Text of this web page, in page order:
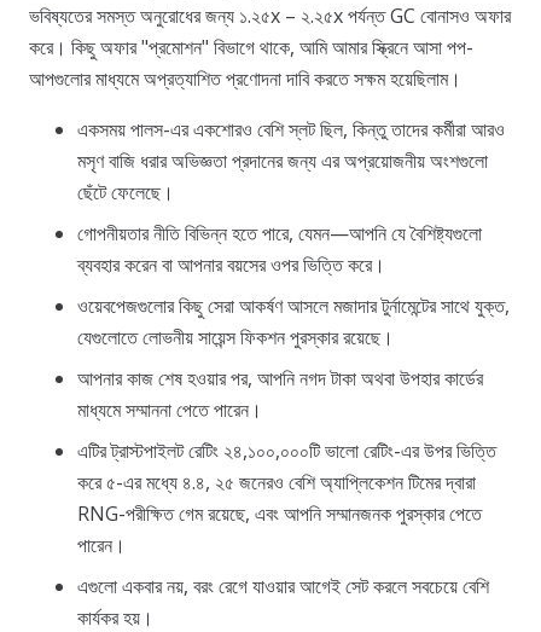
ভবিষ্যতের সমস্ত অনুরোধের জন্য ১.২৫x – ২.২৫x পর্যন্ত GC বোনাসও অফার
করে। কিছু অফার "প্রমোশন" বিভাগে থাকে, আমি আমার স্ক্রিনে আসা পপ-
আপগুলোর মাধ্যমে অপ্রত্যাশিত প্রণোদনা দাবি করতে সক্ষম হয়েছিলাম।
একসময় পালস-এর একশোরও বেশি স্লট ছিল, কিন্তু তাদের কর্মীরা আরও
মসৃণ বাজি ধরার অভিজ্ঞতা প্রদানের জন্য এর অপ্রয়োজনীয় অংশগুলো
ছেঁটে ফেলেছে।
গোপনীয়তার নীতি বিভিন্ন হতে পারে, যেমন—আপনি যে বৈশিষ্ট্যগুলো
ব্যবহার করেন বা আপনার বয়সের ওপর ভিত্তি করে।
ওয়েবপেজগুলোর কিছু সেরা আকর্ষণ আসলে মজাদার টুর্নামেন্টের সাথে যুক্ত,
যেগুলোতে লোভনীয় সায়েন্স ফিকশন পুরস্কার রয়েছে।
আপনার কাজ শেষ হওয়ার পর, আপনি নগদ টাকা অথবা উপহার কার্ডের
মাধ্যমে সম্মাননা পেতে পারেন।
এটির ট্রাস্টপাইলট রেটিং ২৪,১০০,০০০টি ভালো রেটিং-এর উপর ভিত্তি
করে ৫-এর মধ্যে ৪.৪, ২৫ জনেরও বেশি অ্যাপ্লিকেশন টিমের দ্বারা
RNG-পরীক্ষিত গেম রয়েছে, এবং আপনি সম্মানজনক পুরস্কার পেতে
পারেন।
এগুলো একবার নয়, বরং রেগে যাওয়ার আগেই সেট করলে সবচেয়ে বেশি
কার্যকর হয়।